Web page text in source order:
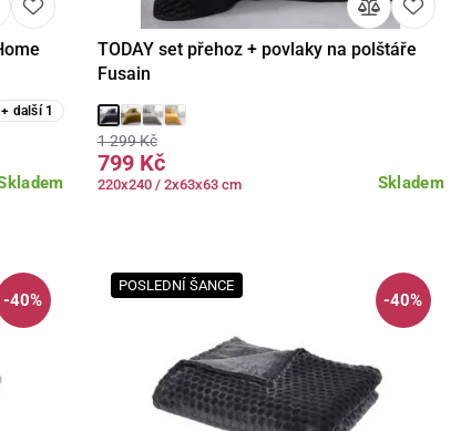
+ další 1
Detail
TODAY set přehoz + povlaky na polštáře
Fusain
Skladem
1 299 Kč
799 Kč
220x240 / 2x63x63 cm
-40% -40%
POSLEDNÍ ŠANCE